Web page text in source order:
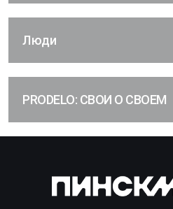
Люди
PRODELO: СВОИ О СВОЕМ